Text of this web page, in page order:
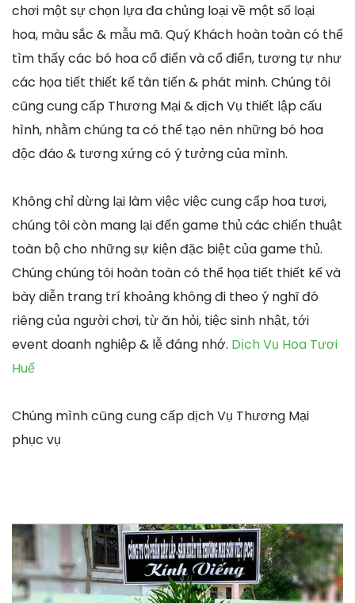
chơi một sự chọn lựa đa chủng loại về một số loại
hoa, màu sắc & mẫu mã. Quý Khách hoàn toàn có thể
tìm thấy các bó hoa cổ điển và cổ điển, tương tự như
các họa tiết thiết kế tân tiến & phát minh. Chúng tôi
cũng cung cấp Thương Mại & dịch Vụ thiết lập cấu
hình, nhằm chúng ta có thể tạo nên những bó hoa
độc đáo & tương xứng có ý tưởng của mình.
Không chỉ dừng lại làm việc việc cung cấp hoa tươi,
chúng tôi còn mang lại đến game thủ các chiến thuật
toàn bộ cho những sự kiện đặc biệt của game thủ.
Chúng chúng tôi hoàn toàn có thể họa tiết thiết kế và
bày diễn trang trí khoảng không đi theo ý nghĩ đó
riêng của người chơi, từ ăn hỏi, tiệc sinh nhật, tới
event doanh nghiệp & lễ đáng nhớ. Dịch Vụ Hoa Tươi
Huế
Chúng mình cũng cung cấp dịch Vụ Thương Mại
phục vụ